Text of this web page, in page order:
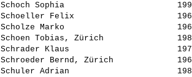
Schoch Sophia
Schoeller Felix
Scholze Marko
Schoen Tobias, Zürich
Schrader Klaus
Schroeder Bernd, Zürich
Schuler Adrian